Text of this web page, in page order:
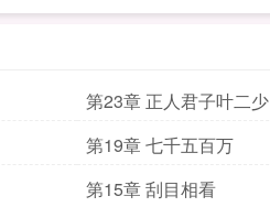
第23章 正人君子叶二少
第19章 七千五百万
第15章 刮目相看